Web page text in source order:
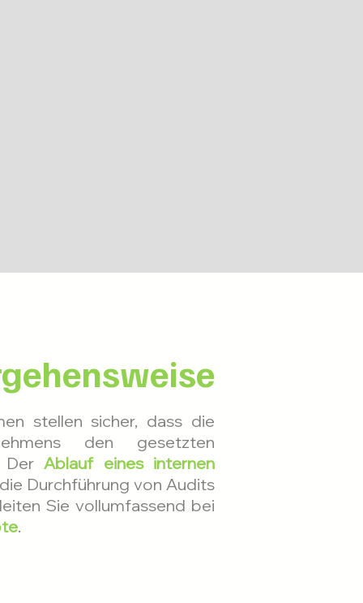
stellen sicher, dass die
den gesetzten
DerAblauf eines internen
Durchführung von Audits
Sie vollumfassend bei
.